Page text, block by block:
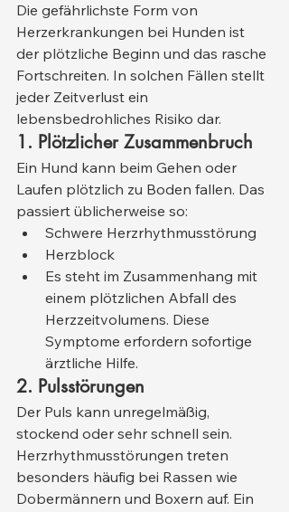
Die gefährlichste Form von
Herzerkrankungen bei Hunden ist
der plötzliche Beginn und das rasche
Fortschreiten. In solchen Fällen stellt
jeder Zeitverlust ein
lebensbedrohliches Risiko dar.
1. Plötzlicher Zusammenbruch
Ein Hund kann beim Gehen oder
Laufen plötzlich zu Boden fallen. Das
passiert üblicherweise so:
Schwere Herzrhythmusstörung
Herzblock
Es steht im Zusammenhang mit
einem plötzlichen Abfall des
Herzzeitvolumens. Diese
Symptome erfordern sofortige
ärztliche Hilfe.
2. Pulsstörungen
Der Puls kann unregelmäßig,
stockend oder sehr schnell sein.
Herzrhythmusstörungen treten
besonders häufig bei Rassen wie
Dobermännern und Boxern auf. Ein